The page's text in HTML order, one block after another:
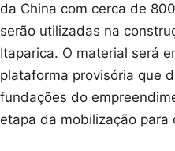
da China com cerca de
serão utilizadas na
Itaparica. O material será
plataforma provisória que
fundações do
etapa da mobilização para